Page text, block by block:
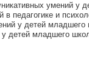
умений у
педагогике и
у детей младшего
детей младшего